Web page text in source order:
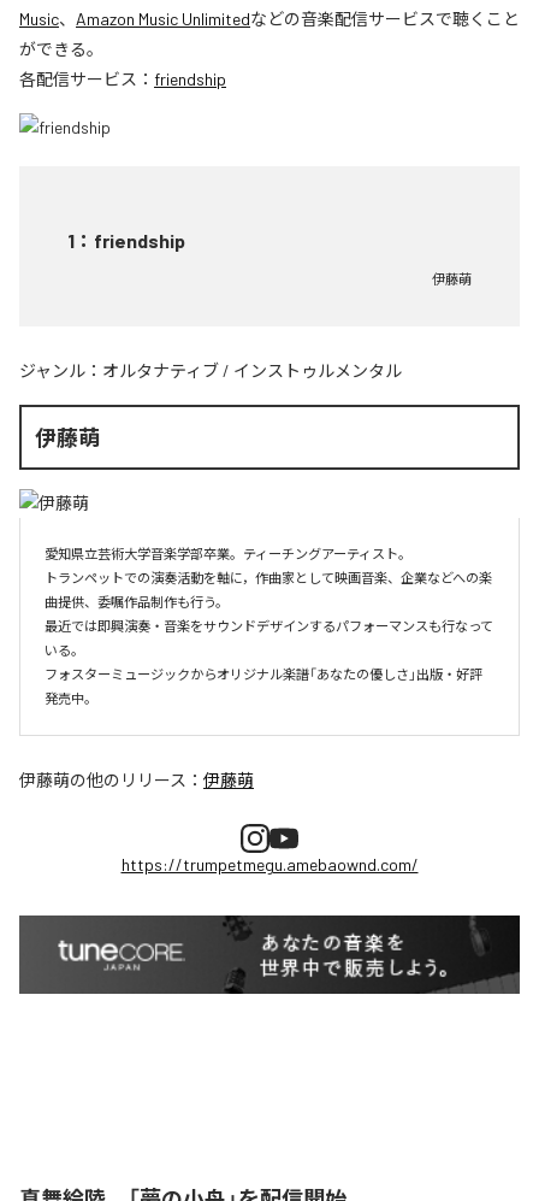
Music、 Amazon Music Unlimitedなどの音楽配信サービスで聴くこと
ができる。
各配信サービス： friendship
1 ： friendship
伊藤萌
ジャンル： オルタナティブ / インストゥルメンタル
伊藤萌
愛知県立芸術大学音楽学部卒業。ティーチングアーティスト。
トランペットでの演奏活動を軸に，作曲家として映画音楽、企業などへの楽
曲提供、委嘱作品制作も行う。
最近では即興演奏・音楽をサウンドデザインするパフォーマンスも行なって
いる。
フォスターミュージックからオリジナル楽譜「あなたの優しさ」出版・好評
伊藤萌の他のリリース： 伊藤萌
https://trumpetmegu.amebaownd.com/